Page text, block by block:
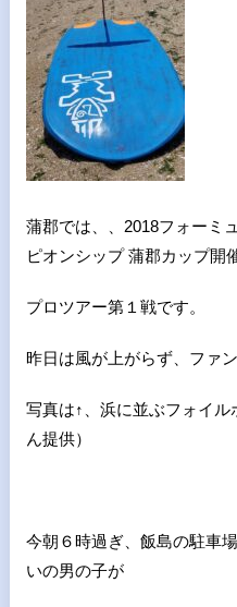
蒲郡では、
2018フォーミ
ピオンシップ 蒲郡カップ開
プロツアー第１戦です。
昨日は風が上がらず、ファ
写真は↑、浜に並ぶフォイ
ん提供）
今朝６時過ぎ、飯島の駐車
いの男の子が